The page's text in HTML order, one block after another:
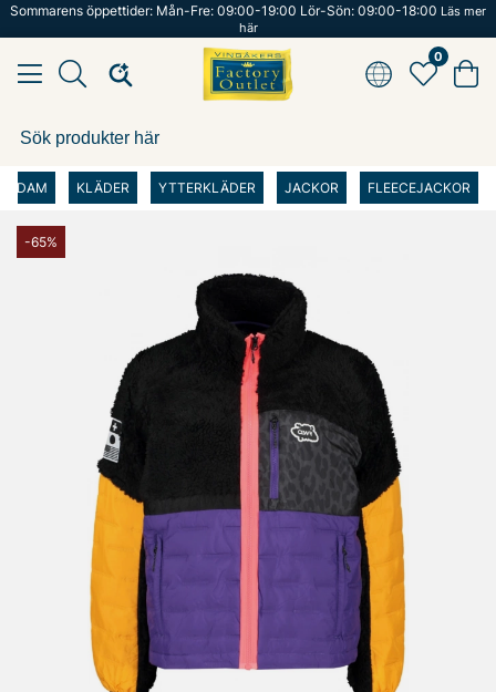
Sommarens öppettider: Mån-Fre: 09:00-19:00 Lör-Sön: 09:00-18:00 Läs mer
här
0
DAM KLÄDER YTTERKLÄDER JACKOR FLEECEJACKOR
-65%